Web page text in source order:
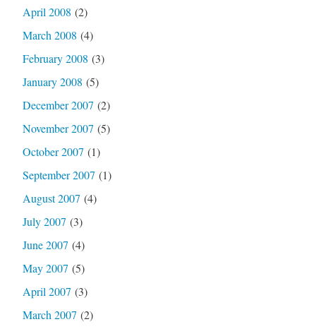
April 2008 (2)
March 2008 (4)
February 2008 (3)
January 2008 (5)
December 2007 (2)
November 2007 (5)
October 2007 (1)
September 2007 (1)
August 2007 (4)
July 2007 (3)
June 2007 (4)
May 2007 (5)
April 2007 (3)
March 2007 (2)